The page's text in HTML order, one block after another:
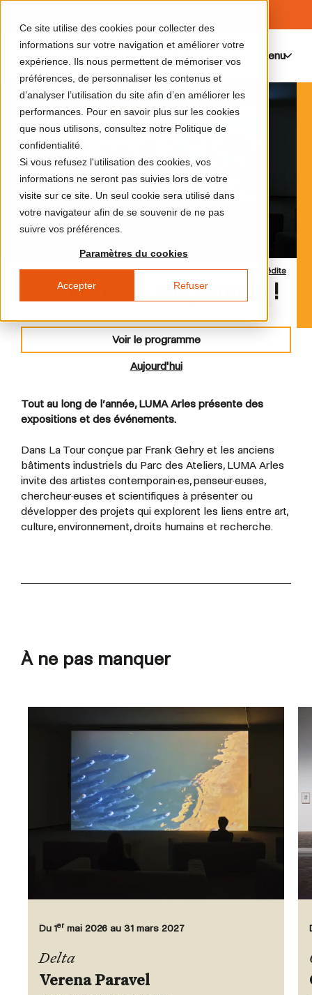
Ce site utilise des cookies pour collecter des
informations sur votre navigation et améliorer votre
expérience. Ils nous permettent de mémoriser vos
préférences, de personnaliser les contenus et
d’analyser l’utilisation du site afin d’en améliorer les
performances. Pour en savoir plus sur les cookies
que nous utilisons, consultez notre Politique de
confidentialité.
Si vous refusez l'utilisation des cookies, vos
informations ne seront pas suivies lors de votre
visite sur ce site. Un seul cookie sera utilisé dans
votre navigateur afin de se souvenir de ne pas
suivre vos préférences.
Paramètres du cookies
Accepter Refuser
Menu
Crédits
Découvrez le programme !
Tout au long de l’année, LUMA Arles présente des
expositions et des événements.
Dans La Tour conçue par Frank Gehry et les anciens
bâtiments industriels du Parc des Ateliers, LUMA Arles
invite des artistes contemporain·es, penseur·euses,
chercheur·euses et scientifiques à présenter ou
développer des projets qui explorent les liens entre art,
culture, environnement, droits humains et recherche.
Voir le programme
Aujourd'hui
À ne pas manquer
Du 1er mai 2026 au 31 mars 2027
Delta
Verena Paravel